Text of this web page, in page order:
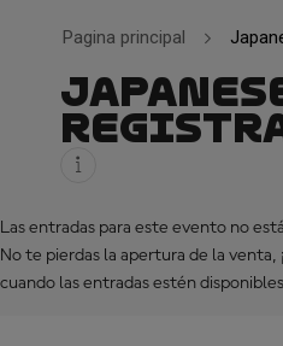
Pagina principal
Las entradas para este evento no
No te pierdas la apertura de la
cuando las entradas estén